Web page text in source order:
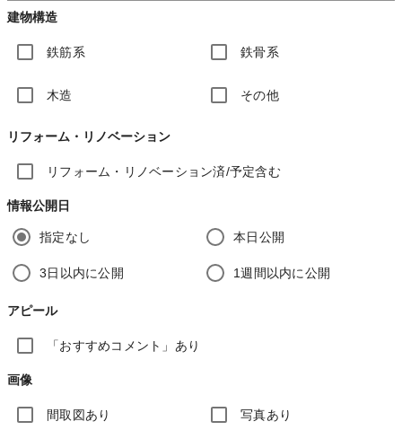
建物構造
鉄筋系 鉄骨系
木造 その他
リフォーム・リノベーション
リフォーム・リノベーション済/予定含む
情報公開日
指定なし 本日公開
3日以内に公開 1週間以内に公開
アピール
「おすすめコメント」あり
画像
間取図あり 写真あり